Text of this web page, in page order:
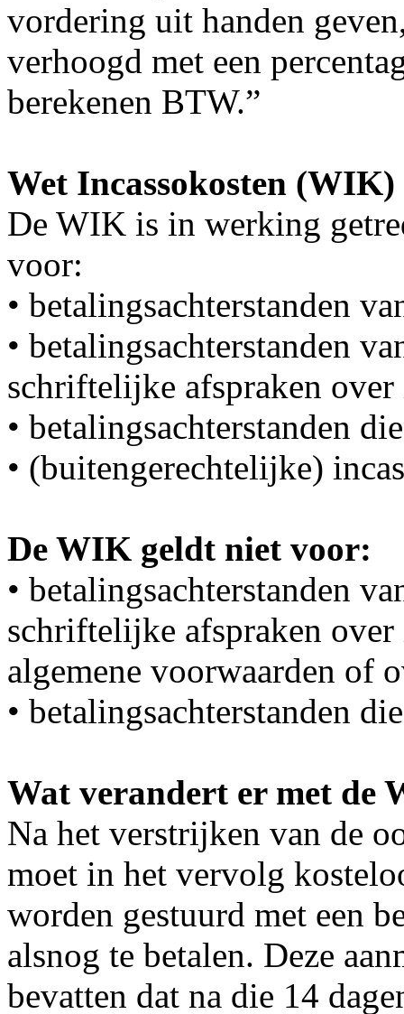
vordering uit handen
verhoogd met een
berekenen BTW.”
Wet Incassokosten (WIK)
De WIK is in werking
voor:
• betalingsachterstanden
• betalingsachterstanden
schriftelijke afspraken
• betalingsachterstanden
• (buitengerechtelijke)
De WIK geldt niet voor:
• betalingsachterstanden
schriftelijke afspraken
algemene voorwaarden of
• betalingsachterstanden
Wat verandert er met de
Na het verstrijken van de
moet in het vervolg
worden gestuurd met een
alsnog te betalen. Deze
bevatten dat na die 14